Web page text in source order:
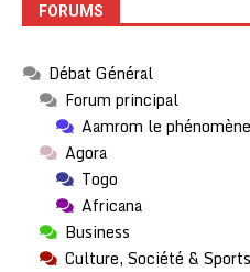
FORUMS
Débat Général
Forum principal
Aamrom le
Agora
Togo
Africana
Business
Culture, Société & Sports